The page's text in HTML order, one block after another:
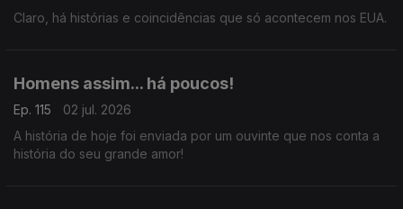
Claro, há histórias e coincidências que só acontecem nos EUA.
Homens assim... há poucos!
Ep. 115
02 jul. 2026
A história de hoje foi enviada por um ouvinte que nos conta a
história do seu grande amor!